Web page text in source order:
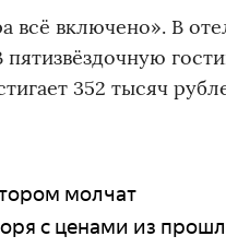
всё включено». В
пятизвёздочную
352 тысяч
молчат
с ценами из